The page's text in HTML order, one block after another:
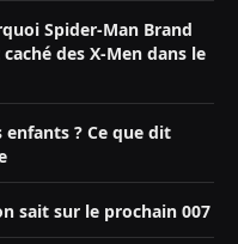
Spider-Man Brand
des X-Men dans le
enfants ? Ce que dit
sait sur le prochain 007